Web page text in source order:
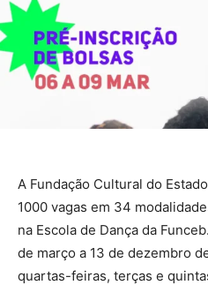
A Fundação Cultural do
1000 vagas em 34
na Escola de Dança da
de março a 13 de dezembro
quartas-feiras, terças e